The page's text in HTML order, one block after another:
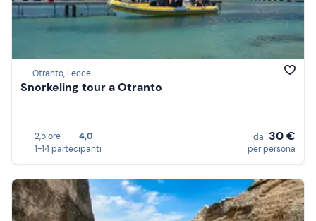
Otranto, Lecce
Snorkeling tour a Otranto
2,5 ore
4,0
1-14 partecipanti
da 30 €
per persona